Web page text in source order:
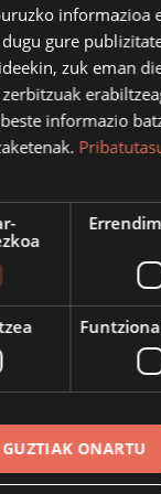
kirol
Alkatetzak
Urraki
herrian 2023ko
Rallysprinta
Azpeitian kirola
publikoak
jakinarazi dena.
informazioa
gure
zuk eman
informazio
GUZTIAK ONARTU